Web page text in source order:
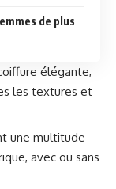
de plus
élégante,
les textures et
une multitude
avec ou sans